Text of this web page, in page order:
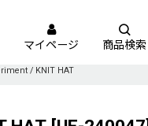
マイページ 商品検索
/ KNIT HAT